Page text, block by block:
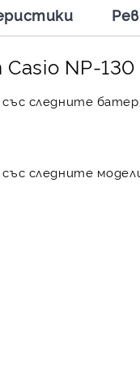
NP-130
следните
следните